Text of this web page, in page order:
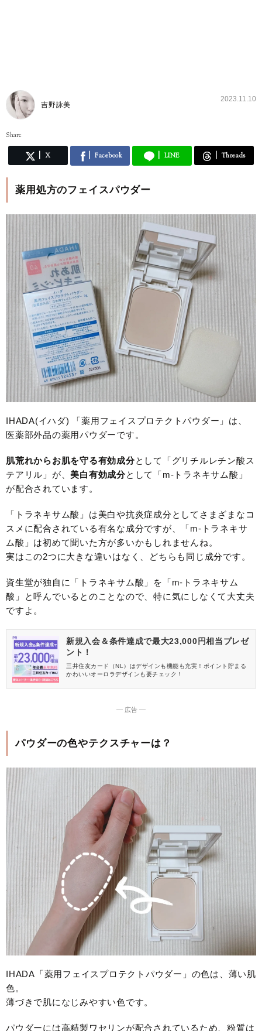
吉野詠美
2023.11.10
Share
X Facebook LINE Threads
薬用処方のフェイスパウダー
IHADA(イハダ) 「薬用フェイスプロテクトパウダー」は、
医薬部外品の薬用パウダーです。
肌荒れからお肌を守る有効成分として「グリチルレチン酸ス
テアリル」が、美白有効成分として「m-トラネキサム酸」
が配合されています。
「トラネキサム酸」は美白や抗炎症成分としてさまざまなコ
スメに配合されている有名な成分ですが、「m-トラネキサ
ム酸」は初めて聞いた方が多いかもしれませんね。
実はこの2つに大きな違いはなく、どちらも同じ成分です。
資生堂が独自に「トラネキサム酸」を「m-トラネキサム
酸」と呼んでいるとのことなので、特に気にしなくて大丈夫
ですよ。
新規入会＆条件達成で最大23,000円相当プレゼ
ント！
三井住友カード（NL）はデザインも機能も充実！ポイント貯まる
かわいいオーロラデザインも要チェック！
― 広告 ―
パウダーの色やテクスチャーは？
IHADA「薬用フェイスプロテクトパウダー」の色は、薄い肌
色。
薄づきで肌になじみやすい色です。
パウダーには高精製ワセリンが配合されているため、粉質は